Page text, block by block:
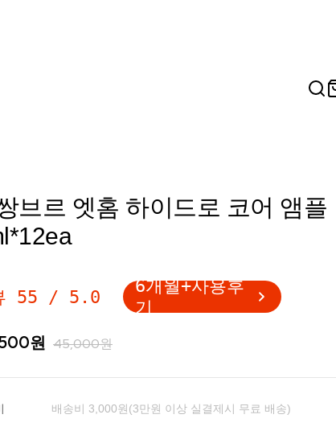
브르 엣홈 하이드로 코어 앰플
55 / 5.0
6개월+사용후
기
원 45,000원
배송비 3,000원(3만원 이상 실결제시 무료 배송)